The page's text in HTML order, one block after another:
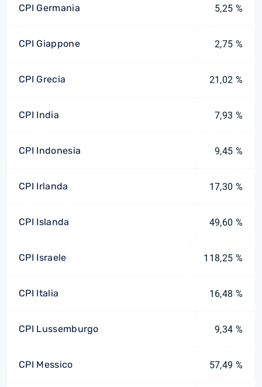
CPI Germania 5,25 %
CPI Giappone 2,75 %
CPI Grecia 21,02 %
CPI India 7,93 %
CPI Indonesia 9,45 %
CPI Irlanda 17,30 %
CPI Islanda 49,60 %
CPI Israele 118,25 %
CPI Italia 16,48 %
CPI Lussemburgo 9,34 %
CPI Messico 57,49 %